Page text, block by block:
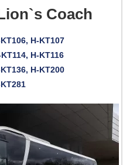
Coach
H-KT107
H-KT116
H-KT200